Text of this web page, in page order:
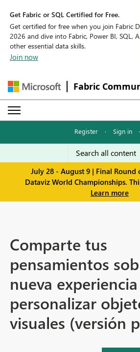
Get Fabric or SQL Certified for Free.
Get certified for free when you join Fabric
2026 and dive into Fabric, Power BI, SQL,
other essential data skills.
Join now
Fabric
Register · Sign in ·
July 28 - August 9 | Final Round
Dataviz World Championships.
Learn more
Comparte tus
pensamientos
nueva
personalizar
visuales (versión